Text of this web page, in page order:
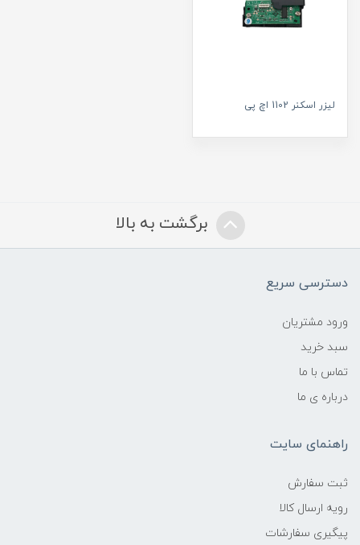
لیزر اسکنر 1102 اچ پی
برگشت به بالا
دسترسی سریع
ورود مشتریان
سبد خرید
تماس با ما
درباره ی ما
راهنمای سایت
ثبت سفارش
رویه ارسال کالا
پیگیری سفارشات